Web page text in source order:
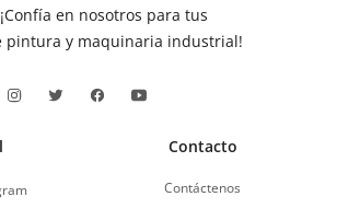
en nosotros para tus
pintura y maquinaria industrial!
Contacto
Contáctenos